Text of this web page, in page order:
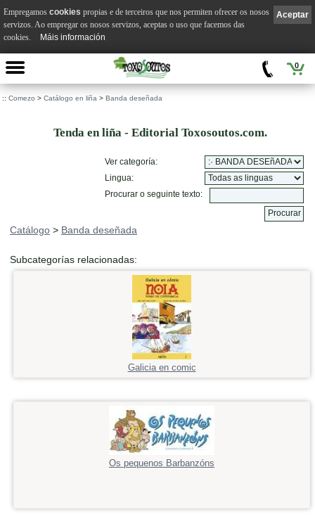
0
:: Comezo > Catálogo en liña > Banda deseñada
Tenda en liña - Editorial Toxosoutos.com.
Ver categoría:
Lingua:
Procurar o seguinte texto:
Catálogo > Banda deseñada
Subcategorías relacionadas:
Galicia en comic
Os pequenos Barbanzóns
Aceptar
Empregamos cookies propias e de terceiros que nos permiten ofrecer os nosos
servizos. Ao empregar os nosos servizos, aceptas o uso que facemos das
cookies.
Máis información